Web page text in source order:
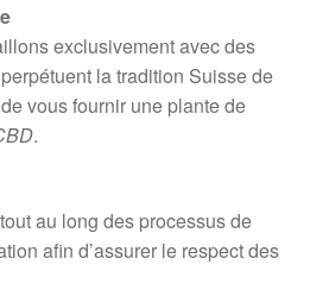
exclusivement avec des
la tradition Suisse de
vous fournir une plante de
.
au long des processus de
afin d’assurer le respect des